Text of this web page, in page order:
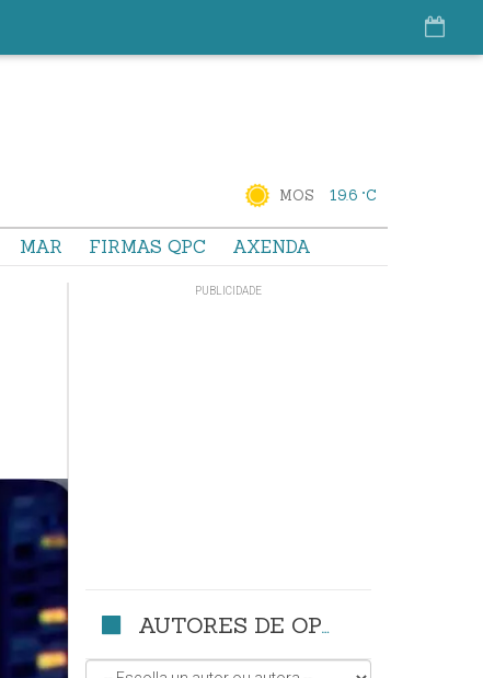
MOS 19.6 °C
MAR FIRMAS QPC AXENDA
AUTORES DE OPINIÓN